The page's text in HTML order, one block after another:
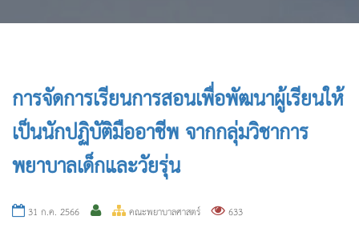
การจัดการเรียนการสอนเพื่อพัฒนาผู้เรียนให้
เป็นนักปฏิบัติมืออาชีพ จากกลุ่มวิชาการ
พยาบาลเด็กและวัยรุ่น
31 ก.ค. 2566 คณะพยาบาลศาสตร์ 633